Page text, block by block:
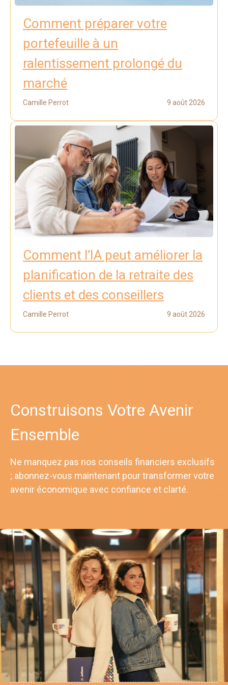
Comment préparer votre
portefeuille à un
ralentissement prolongé du
marché
Camille Perrot 9 août 2026
Comment l’IA peut améliorer la
planification de la retraite des
clients et des conseillers
Camille Perrot 9 août 2026
Construisons Votre Avenir
Ensemble
Ne manquez pas nos conseils financiers exclusifs
; abonnez-vous maintenant pour transformer votre
avenir économique avec confiance et clarté.